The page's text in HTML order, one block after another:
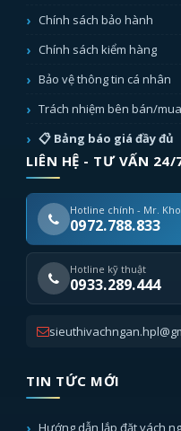
Chính sách bảo hành
Chính sách kiểm hàng
Bảo vệ thông tin cá nhân
Trách nhiệm bên bán/mua
📋 Bảng báo giá đầy đủ
LIÊN HỆ - TƯ VẤN 24/
Hotline chính - Mr.
0972.788.833
Hotline kỹ thuật
0933.289.444
TIN TỨC MỚI
Hướng dẫn lắp đặt vách